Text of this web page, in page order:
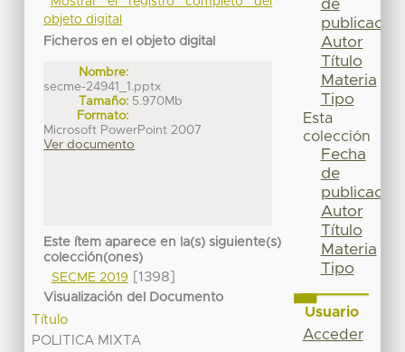
objeto digital
Ficheros en el objeto digital
Nombre:
secme-24941_1.pptx
Tamaño: 5.970Mb
Formato:
Microsoft PowerPoint 2007
Ver documento
Este ítem aparece en la(s) siguiente(s)
colección(ones)
SECME 2019
[1398]
Visualización del Documento
Título
POLITICA MIXTA
de
publicación
Autor
Título
Materia
Tipo
Esta
colección
Fecha
de
publicación
Autor
Título
Materia
Tipo
Usuario
Acceder